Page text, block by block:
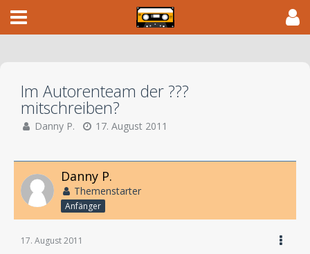
Im Autorenteam der ???
mitschreiben?
Danny P. 17. August 2011
Danny P.
Themenstarter
Anfänger
17. August 2011